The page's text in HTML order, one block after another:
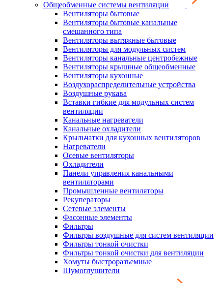
Общеобменные системы вентиляции
Вентиляторы бытовые
Вентиляторы бытовые канальные
смешанного типа
Вентиляторы вытяжные бытовые
Вентиляторы для модульных систем
Вентиляторы канальные центробежные
Вентиляторы крышные общеобменные
Вентиляторы кухонные
Воздухораспределительные устройства
Воздушные рукава
Вставки гибкие для модульных систем
вентиляции
Канальные нагреватели
Канальные охладители
Крыльчатки для кухонных вентиляторов
Нагреватели
Осевые вентиляторы
Охладители
Панели управления канальными
вентиляторами
Промышленные вентиляторы
Рекуператоры
Сетевые элементы
Фасонные элементы
Фильтры
Фильтры воздушные для систем вентиляции
Фильтры тонкой очистки
Фильтры тонкой очистки для вентиляции
Хомуты быстроразъемные
Шумоглушители